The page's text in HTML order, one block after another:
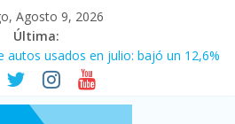
Agosto 9, 2026
Última:
autos usados en julio: bajó un 12,6%
histórico de exportaciones en